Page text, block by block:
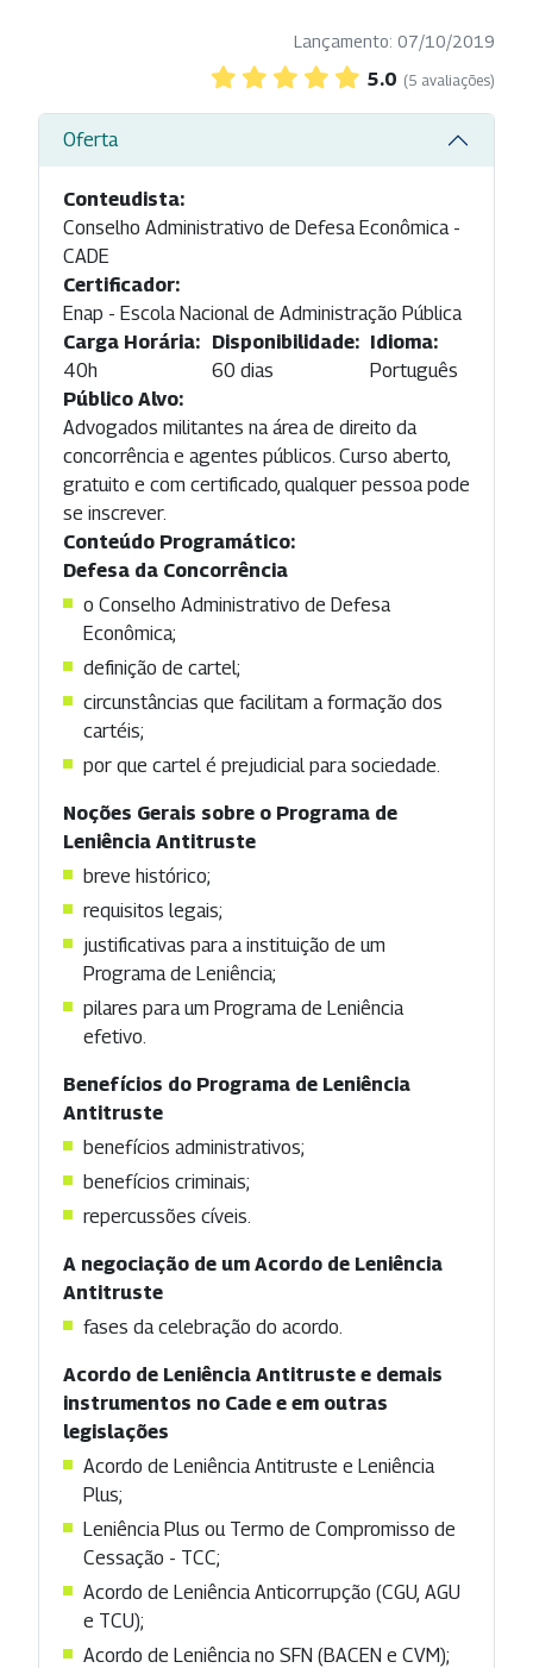
Lançamento: 07/10/2019
5.0 (5 avaliações)
Oferta
Conteudista:
Conselho Administrativo de Defesa Econômica -
CADE
Certificador:
Enap - Escola Nacional de Administração Pública
Carga Horária:
40h
Disponibilidade:
60 dias
Idioma:
Português
Público Alvo:
Advogados militantes na área de direito da
concorrência e agentes públicos. Curso aberto,
gratuito e com certificado, qualquer pessoa pode
se inscrever.
Conteúdo Programático:
Defesa da Concorrência
o Conselho Administrativo de Defesa
Econômica;
definição de cartel;
circunstâncias que facilitam a formação dos
cartéis;
por que cartel é prejudicial para sociedade.
Noções Gerais sobre o Programa de
Leniência Antitruste
breve histórico;
requisitos legais;
justificativas para a instituição de um
Programa de Leniência;
pilares para um Programa de Leniência
efetivo.
Benefícios do Programa de Leniência
Antitruste
benefícios administrativos;
benefícios criminais;
repercussões cíveis.
A negociação de um Acordo de Leniência
Antitruste
fases da celebração do acordo.
Acordo de Leniência Antitruste e demais
instrumentos no Cade e em outras
legislações
Acordo de Leniência Antitruste e Leniência
Plus;
Leniência Plus ou Termo de Compromisso de
Cessação - TCC;
Acordo de Leniência Anticorrupção (CGU, AGU
e TCU);
Acordo de Leniência no SFN (BACEN e CVM);